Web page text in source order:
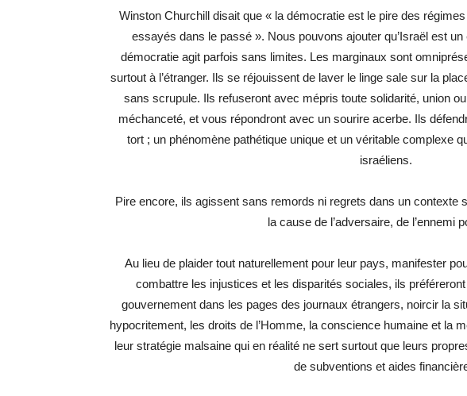
Winston Churchill disait que « la démocratie est le pire des
essayés dans le passé ». Nous pouvons ajouter qu’Israël est
démocratie agit parfois sans limites. Les marginaux sont
surtout à l’étranger. Ils se réjouissent de laver le linge sale sur la
sans scrupule. Ils refuseront avec mépris toute solidarité, union
méchanceté, et vous répondront avec un sourire acerbe. Ils
tort ; un phénomène pathétique unique et un véritable complexe
israéliens.
Pire encore, ils agissent sans remords ni regrets dans un contexte
la cause de l’adversaire, de l’ennemi
Au lieu de plaider tout naturellement pour leur pays, manifester
combattre les injustices et les disparités sociales, ils
gouvernement dans les pages des journaux étrangers, noircir la
hypocritement, les droits de l’Homme, la conscience humaine et la
leur stratégie malsaine qui en réalité ne sert surtout que leurs
de subventions et aides